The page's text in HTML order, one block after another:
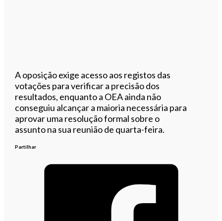
A oposição exige acesso aos registos das
votações para verificar a precisão dos
resultados, enquanto a OEA ainda não
conseguiu alcançar a maioria necessária para
aprovar uma resolução formal sobre o
assunto na sua reunião de quarta-feira.
Partilhar